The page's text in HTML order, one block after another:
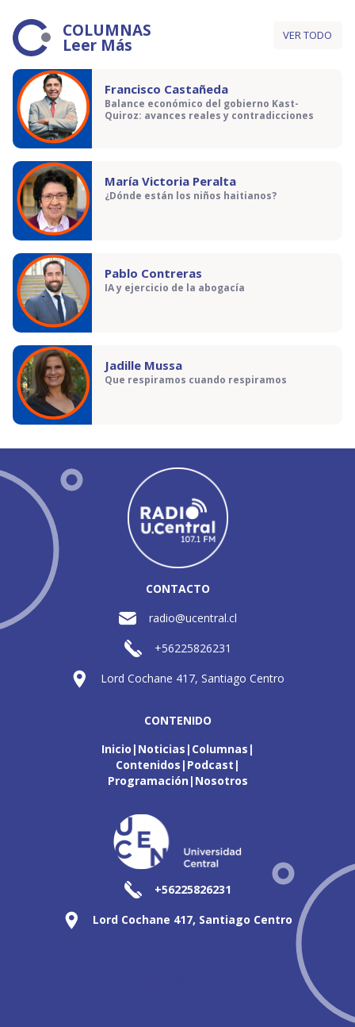
COLUMNAS
Leer Más VER TODO
Francisco Castañeda
Balance económico del gobierno Kast-
Quiroz: avances reales y contradicciones
María Victoria Peralta
¿Dónde están los niños haitianos?
Pablo Contreras
IA y ejercicio de la abogacía
Jadille Mussa
Que respiramos cuando respiramos
CONTACTO
radio@ucentral.cl
+56225826231
Lord Cochane 417, Santiago Centro
CONTENIDO
Inicio Noticias Columnas
Contenidos Podcast
Programación Nosotros
+56225826231
Lord Cochane 417, Santiago Centro